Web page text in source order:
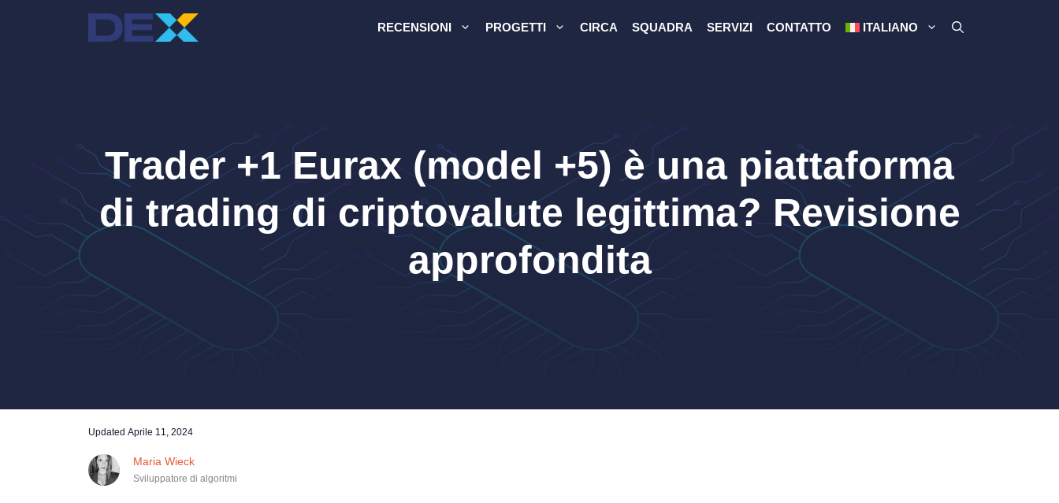
RECENSIONI PROGETTI CIRCA SQUADRA SERVIZI CONTATTO ITALIANO
Trader +1 Eurax (model +5) è una piattaforma
di trading di criptovalute legittima? Revisione
approfondita
Updated Aprile 11, 2024
Maria Wieck
Sviluppatore di algoritmi